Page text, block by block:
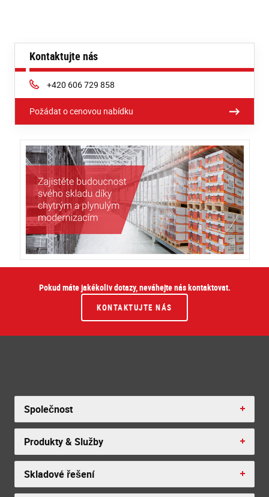
Kontaktujte nás
Phone:
+420 606 729 858
Požádat o cenovou nabídku
Pokud máte jakékoliv dotazy, neváhejte nás kontaktovat.
KONTAKTUJTE NÁS
Společnost
Produkty & Služby
Skladové řešení